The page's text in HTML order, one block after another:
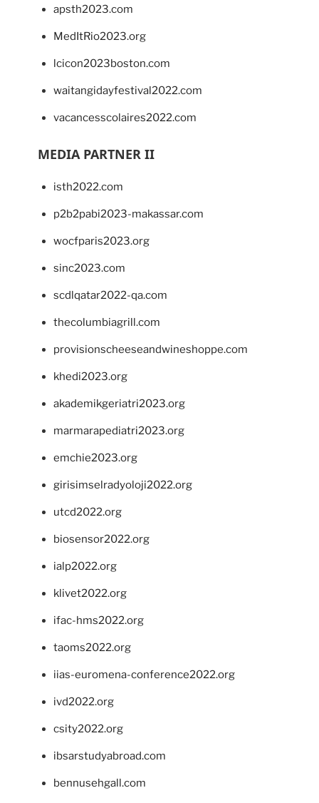
apsth2023.com
MedItRio2023.org
lcicon2023boston.com
waitangidayfestival2022.com
vacancesscolaires2022.com
MEDIA PARTNER II
isth2022.com
p2b2pabi2023-makassar.com
wocfparis2023.org
sinc2023.com
scdlqatar2022-qa.com
thecolumbiagrill.com
provisionscheeseandwineshoppe.com
khedi2023.org
akademikgeriatri2023.org
marmarapediatri2023.org
emchie2023.org
girisimselradyoloji2022.org
utcd2022.org
biosensor2022.org
ialp2022.org
klivet2022.org
ifac-hms2022.org
taoms2022.org
iias-euromena-conference2022.org
ivd2022.org
csity2022.org
ibsarstudyabroad.com
bennusehgall.com